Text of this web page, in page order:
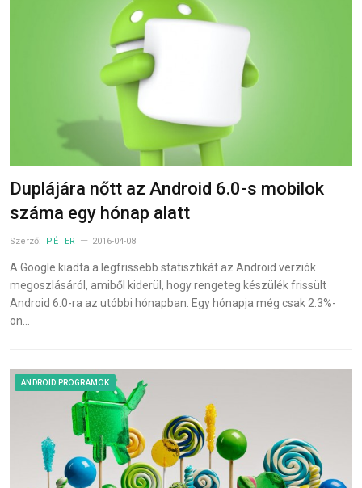
Duplájára nőtt az Android 6.0-s mobilok
száma egy hónap alatt
Szerző: PÉTER 2016-04-08
A Google kiadta a legfrissebb statisztikát az Android verziók
megoszlásáról, amiből kiderül, hogy rengeteg készülék frissült
Android 6.0-ra az utóbbi hónapban. Egy hónapja még csak 2.3%-
on…
ANDROID PROGRAMOK